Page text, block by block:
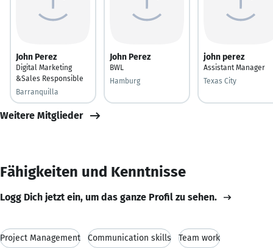
John Perez
Digital Marketing
&Sales Responsible
Barranquilla
John Perez
BWL
Hamburg
john perez
Assistant Manager
Texas City
Weitere Mitglieder
Fähigkeiten und Kenntnisse
Logg Dich jetzt ein, um das ganze Profil zu sehen.
Project Management Communication skills Team work